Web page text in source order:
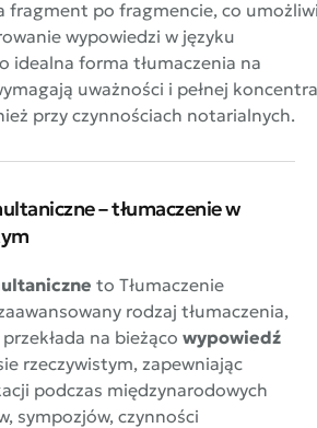
fragment po fragmencie, co
wypowiedzi w języku
idealna forma tłumaczenia na
uważności i pełnej
przy czynnościach notarialnych.
– tłumaczenie w
to Tłumaczenie
rodzaj tłumaczenia,
na bieżąco wypowiedź
rzeczywistym, zapewniając
podczas międzynarodowych
sympozjów, czynności